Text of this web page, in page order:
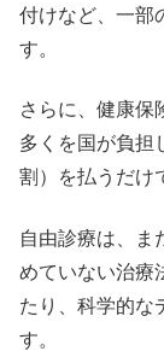
付けなど、一部
す。
さらに、健康保
多くを国が負担
割）を払うだけ
自由診療は、ま
めていない治療
たり、科学的な
す。